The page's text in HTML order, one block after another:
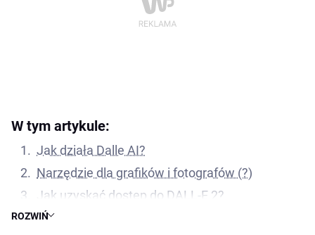
W tym artykule:
ROZWIŃ
Jak działa Dalle AI?
Narzędzie dla grafików i fotografów (?)
Jak uzyskać dostęp do DALL-E 2?
Czy DALL-E 2 jest darmowy?